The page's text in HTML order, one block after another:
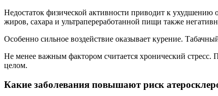
Недостаток физической активности приводит к
жиров, сахара и ультрапереработанной пищи также
Особенно сильное воздействие оказывает курение.
Не менее важным фактором считается хронический стресс.
целом.
Какие заболевания повышают риск